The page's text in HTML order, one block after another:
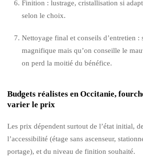
Finition : lustrage, cristallisation si
selon le choix.
Nettoyage final et conseils d’entretien :
magnifique mais qu’on conseille le
on perd la moitié du bénéfice.
Budgets réalistes en Occitanie,
varier le prix
Les prix dépendent surtout de l’état initial,
l’accessibilité (étage sans ascenseur,
portage), et du niveau de finition souhaité.